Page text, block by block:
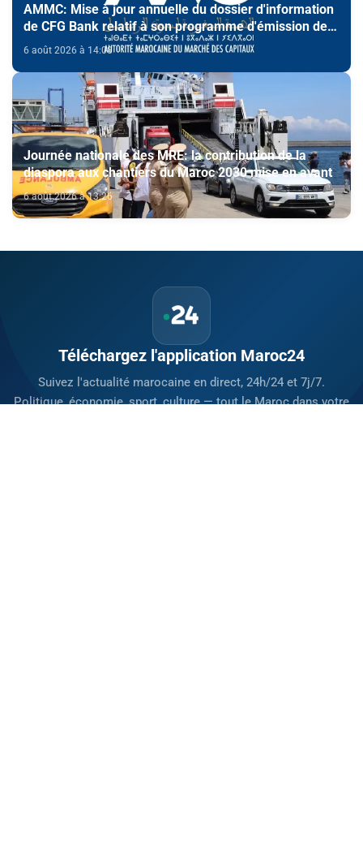
AMMC: Mise à jour annuelle du dossier d'information
de CFG Bank relatif à son programme d'émission de
certificats de dépôt
6 août 2026 à 14:08
Journée nationale des MRE: la contribution de la
diaspora aux chantiers du Maroc 2030 mise en avant
6 août 2026 à 13:26
Téléchargez l'application Maroc24
Suivez l'actualité marocaine en direct, 24h/24 et 7j/7.
Politique, économie, sport, culture — tout le Maroc dans votre